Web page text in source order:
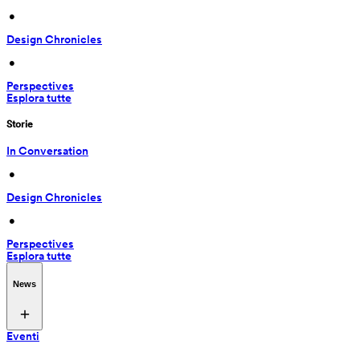
•
Design Chronicles
•
Perspectives
Esplora tutte
Storie
In Conversation
•
Design Chronicles
•
Perspectives
Esplora tutte
News
Eventi